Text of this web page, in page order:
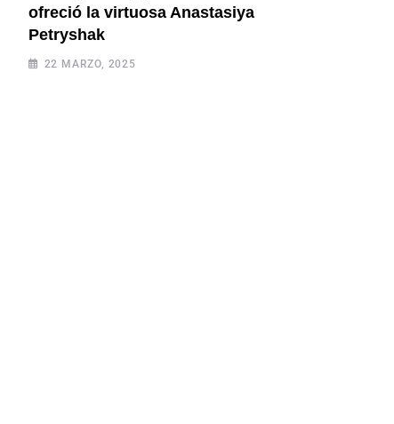
ofreció la virtuosa Anastasiya
Petryshak
22 MARZO, 2025